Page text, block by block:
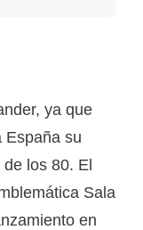
ya que
España su
los 80. El
Sala
en